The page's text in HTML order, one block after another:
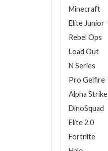
Minecraft
Elite Junior
Rebel Ops
Load Out
N Series
Pro Gelfire
Alpha Strike
DinoSquad
Elite 2.0
Fortnite